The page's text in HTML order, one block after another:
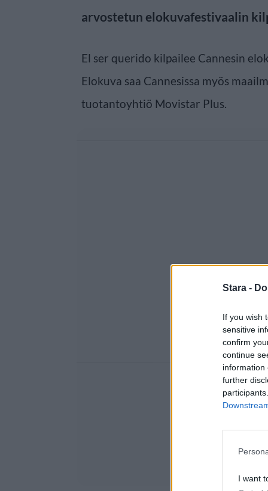
Stara -
If you wish
sensitive
confirm
continue
information
further
I want
arvostetun elokuvafestivaalin
El ser querido kilpailee Cannesin
Elokuva saa Cannesissa myös
tuotantoyhtiö Movistar Plus.